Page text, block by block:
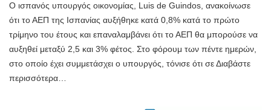
Ο ισπανός υπουργός οικονομίας, Luis de Guindos, ανακοίνωσε
ότι το ΑΕΠ της Ισπανίας αυξήθηκε κατά 0,8% κατά το πρώτο
τρίμηνο του έτους και επαναλαμβάνει ότι το ΑΕΠ θα μπορούσε να
αυξηθεί μεταξύ 2,5 και 3% φέτος. Στο φόρουμ των πέντε ημερών,
στο οποίο έχει συμμετάσχει ο υπουργός, τόνισε ότι σε Διαβάστε
περισσότερα…